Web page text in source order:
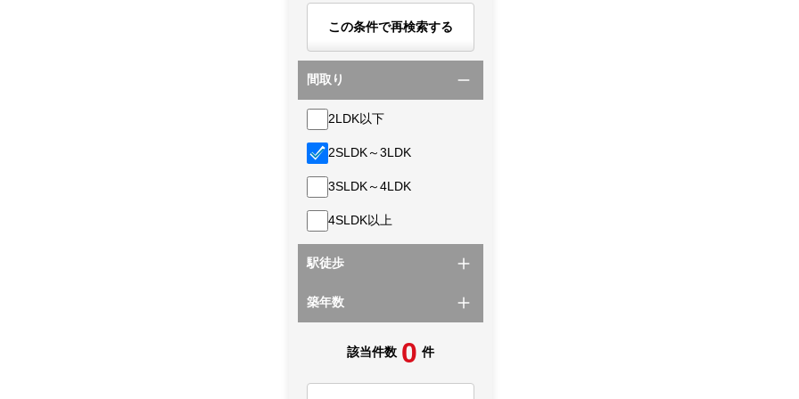
この条件で再検索する
間取り
2LDK以下
2SLDK～3LDK
3SLDK～4LDK
4SLDK以上
駅徒歩
築年数
該当件数 0 件